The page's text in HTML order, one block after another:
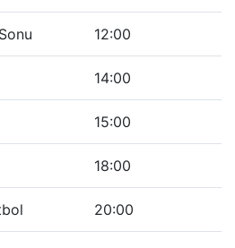
12:00
14:00
15:00
18:00
20:00